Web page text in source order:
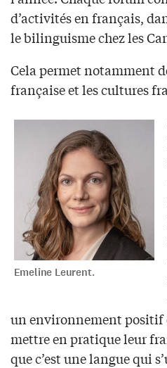
d’activités en français,
le bilinguisme chez les
Cela permet notamment
française et les cultures
Emeline Leurent.
un environnement positif
mettre en pratique leur
que c’est une langue qui